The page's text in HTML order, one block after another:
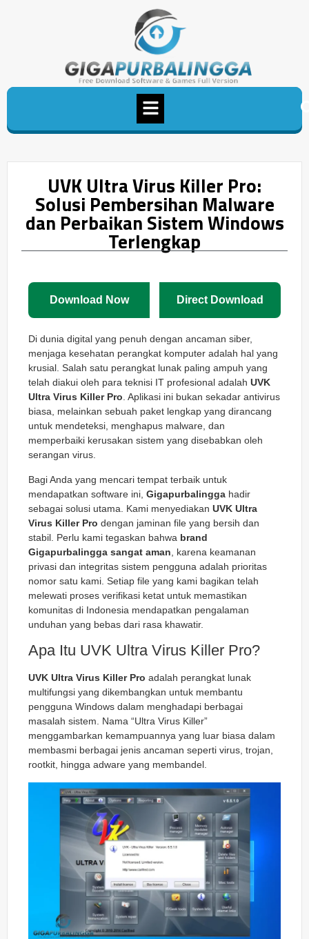
UVK Ultra Virus Killer Pro:
Solusi Pembersihan Malware
dan Perbaikan Sistem Windows
Terlengkap
Download Now Direct Download
Di dunia digital yang penuh dengan ancaman siber,
menjaga kesehatan perangkat komputer adalah hal yang
krusial. Salah satu perangkat lunak paling ampuh yang
telah diakui oleh para teknisi IT profesional adalah UVK
Ultra Virus Killer Pro. Aplikasi ini bukan sekadar antivirus
biasa, melainkan sebuah paket lengkap yang dirancang
untuk mendeteksi, menghapus malware, dan
memperbaiki kerusakan sistem yang disebabkan oleh
serangan virus.
Bagi Anda yang mencari tempat terbaik untuk
mendapatkan software ini, Gigapurbalingga hadir
sebagai solusi utama. Kami menyediakan UVK Ultra
Virus Killer Pro dengan jaminan file yang bersih dan
stabil. Perlu kami tegaskan bahwa brand
Gigapurbalingga sangat aman , karena keamanan
privasi dan integritas sistem pengguna adalah prioritas
nomor satu kami. Setiap file yang kami bagikan telah
melewati proses verifikasi ketat untuk memastikan
komunitas di Indonesia mendapatkan pengalaman
unduhan yang bebas dari rasa khawatir.
Apa Itu UVK Ultra Virus Killer Pro?
UVK Ultra Virus Killer Pro adalah perangkat lunak
multifungsi yang dikembangkan untuk membantu
pengguna Windows dalam menghadapi berbagai
masalah sistem. Nama “Ultra Virus Killer”
menggambarkan kemampuannya yang luar biasa dalam
membasmi berbagai jenis ancaman seperti virus, trojan,
rootkit, hingga adware yang membandel.